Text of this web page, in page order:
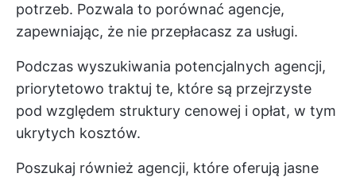
potrzeb. Pozwala to porównać agencje,
zapewniając, że nie przepłacasz za usługi.
Podczas wyszukiwania potencjalnych agencji,
priorytetowo traktuj te, które są przejrzyste
pod względem struktury cenowej i opłat, w tym
ukrytych kosztów.
Poszukaj również agencji, które oferują jasne